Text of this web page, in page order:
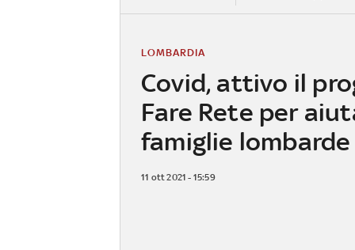
Covid, attivo il
Fare Rete per
famiglie lombarde
LOMBARDIA
11 ott 2021 - 15:59